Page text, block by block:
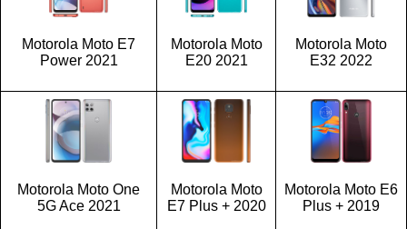
Motorola Moto E7
Power 2021
Motorola Moto
E20 2021
Motorola Moto
E32 2022
Motorola Moto One
5G Ace 2021
Motorola Moto
E7 Plus + 2020
Motorola Moto E6
Plus + 2019